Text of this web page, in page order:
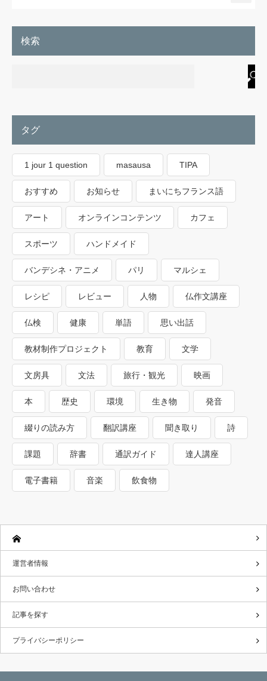
検索
タグ
1 jour 1 question masausa TIPA
おすすめ お知らせ まいにちフランス語
アート オンラインコンテンツ カフェ
スポーツ ハンドメイド
バンデシネ・アニメ パリ マルシェ
レシピ レビュー 人物 仏作文講座
仏検 健康 単語 思い出話
教材制作プロジェクト 教育 文学
文房具 文法 旅行・観光 映画
本 歴史 環境 生き物 発音
綴りの読み方 翻訳講座 聞き取り 詩
課題 辞書 通訳ガイド 達人講座
電子書籍 音楽 飲食物
運営者情報
お問い合わせ
記事を探す
プライバシーポリシー